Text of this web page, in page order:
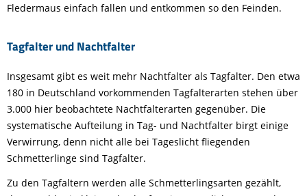
Fledermaus einfach fallen und entkommen so den Feinden.
Tagfalter und Nachtfalter
Insgesamt gibt es weit mehr Nachtfalter als Tagfalter. Den etwa
180 in Deutschland vorkommenden Tagfalterarten stehen über
3.000 hier beobachtete Nachtfalterarten gegenüber. Die
systematische Aufteilung in Tag- und Nachtfalter birgt einige
Verwirrung, denn nicht alle bei Tageslicht fliegenden
Schmetterlinge sind Tagfalter.
Zu den Tagfaltern werden alle Schmetterlingsarten gezählt,